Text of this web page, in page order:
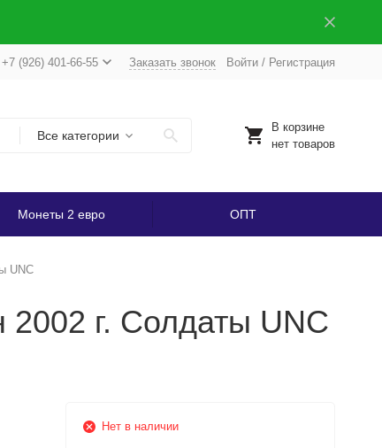
+7 (926) 401-66-55 Заказать звонок Войти/ Регистрация
Все категории
В корзине
нет товаров
Монеты 2 евро ОПТ
UNC
г. Солдаты UNC
Нет в наличии